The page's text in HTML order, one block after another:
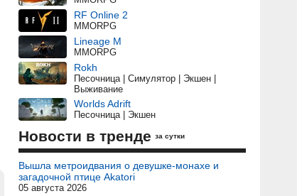
RF Online 2
MMORPG
Lineage M
MMORPG
Rokh
Песочница | Симулятор | Экшен |
Выживание
Worlds Adrift
Песочница | Экшен
Новости в тренде за сутки
Вышла метроидвания о девушке-монахе и
загадочной птице Akatori
05 августа 2026